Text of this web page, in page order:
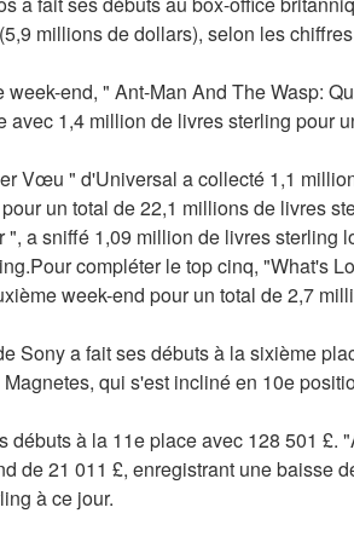
millions de dollars), selon les
end, " Ant-Man And The Wasp:
avec 1,4 million de livres sterling pour
Vœu " d'Universal a collecté 1,1
un total de 22,1 millions de livres
a sniffé 1,09 million de livres sterling
compléter le top cinq, "What's
week-end pour un total de 2,7
Sony a fait ses débuts à la sixième
qui s'est incliné en 10e
débuts à la 11e place avec 128 501 £.
de 21 011 £, enregistrant une baisse
à ce jour.